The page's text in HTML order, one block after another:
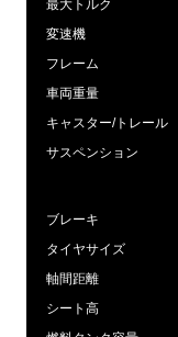
最大トルク
変速機
フレーム
車両重量
キャスター/トレール
サスペンション
ブレーキ
タイヤサイズ
軸間距離
シート高